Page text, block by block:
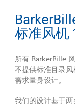
标准风机
所有 BarkerBille
不提供标准目录
需求量身设计。
我们的设计基于